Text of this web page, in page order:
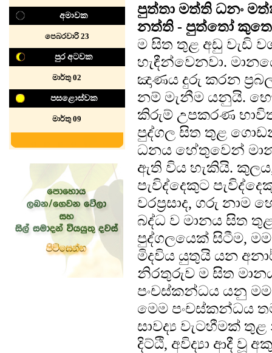
අමාවක
පෙබරවාරි 23
පුර අටවක
මාර්තු 02
පසළොස්වක
මාර්තු 09
පුත්තා මත්ති ධනං
නත්ති - පුත්තෝ
ම සිත තුළ අඩු වැඩි
හැඳීන්වෙනවා.
ඤාණය දුරු කරන
නම් මැනීම යනුයි.
කිරුම් උපකරණ
පුද්ගල සිත තුළ
ධනය හේතුවෙන්
ඇති විය හැකියි.
පැවිද්දෙකුට
වරප්‍රසාද, ගරු
බද්ධ ව මානය සිත
පුද්ගලයෙක් සිටීම,
මිදවිය යුතුයි යන
නිරතුරුව ම සිත
පංචස්කන්ධය යනු
මෙම පංචස්කන්ධය
සාවද්‍ය වැටහීමක්
දිට්ඨි, අවිද්‍යා ආදී වූ